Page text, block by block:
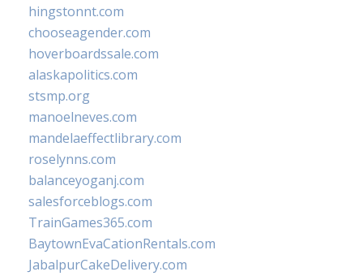
hingstonnt.com
chooseagender.com
hoverboardssale.com
alaskapolitics.com
stsmp.org
manoelneves.com
mandelaeffectlibrary.com
roselynns.com
balanceyoganj.com
salesforceblogs.com
TrainGames365.com
BaytownEvaCationRentals.com
JabalpurCakeDelivery.com